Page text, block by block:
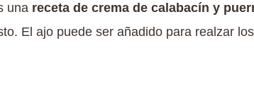
una receta de crema de calabacín y
El ajo puede ser añadido para realzar